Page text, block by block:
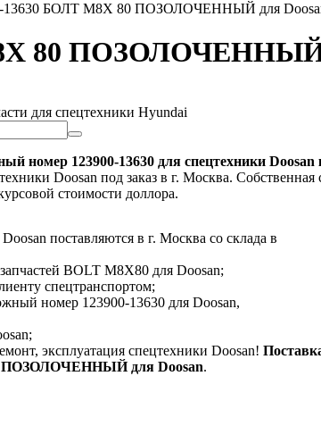
13630 БОЛТ M8X 80 ПОЗОЛОЧЕННЫЙ для
80 ПОЗОЛОЧЕННЫЙ
для спецтехники Hyundai
номер 123900-13630 для спецтехники Doosan
Doosan под заказ в г. Москва.
стоимости доллора.
поставляются в г. Москва со склада в
BOLT M8X80 для Doosan;
спецтранспортом;
номер 123900-13630 для Doosan,
эксплуатация спецтехники Doosan!
ПОЗОЛОЧЕННЫЙ для Doosan.